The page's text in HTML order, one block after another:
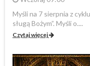
Myśli na 7 sierpnia z
sługą Bożym”. Myśli o....
Czytaj więcej